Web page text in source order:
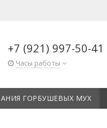
+7 (921) 997-50-41
Часы работы
ГОРБУШЕВЫХ МУХ